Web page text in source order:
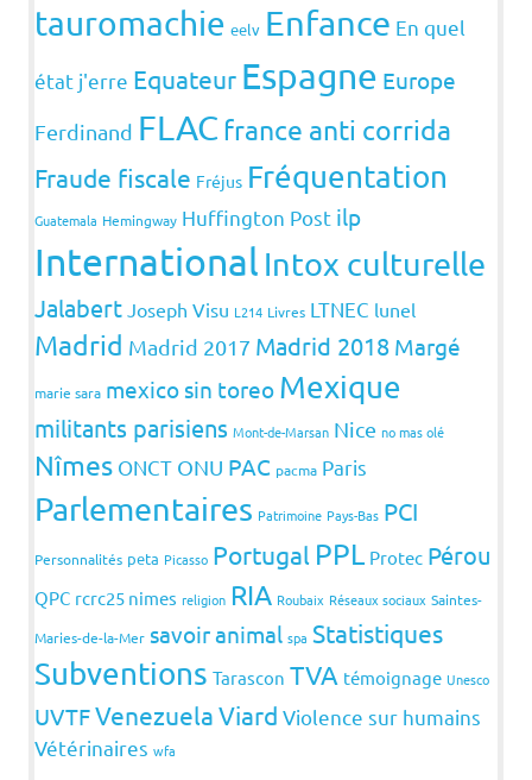
tauromachie eelv Enfance En quel
état j'erre Equateur Espagne Europe
Ferdinand FLAC france anti corrida
Fraude fiscale Fréjus Fréquentation
Guatemala Hemingway Huffington Post ilp
International Intox culturelle
Jalabert Joseph Visu L214 Livres LTNEC lunel
Madrid Madrid 2017 Madrid 2018 Margé
marie sara mexico sin toreo Mexique
militants parisiens Mont-de-Marsan Nice no mas olé
Nîmes ONCT ONU PAC pacma Paris
Parlementaires Patrimoine Pays-Bas PCI
Personnalités peta Picasso Portugal PPL Protec Pérou
QPC rcrc25 nimes religion RIA Roubaix Réseaux sociaux Saintes-
Maries-de-la-Mer savoir animal spa Statistiques
Subventions Tarascon TVA témoignage Unesco
UVTFVenezuelaViard Violence sur humains
Vétérinaires wfa